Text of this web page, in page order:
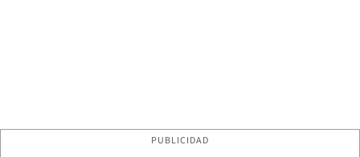
PUBLICIDAD